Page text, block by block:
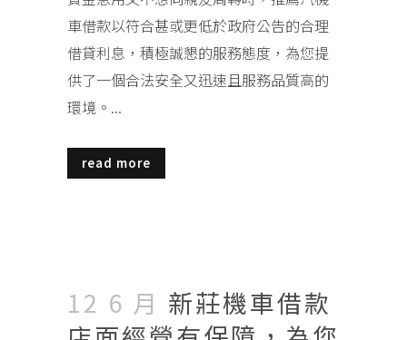
車借款以符合甚或更低於政府公告的合理
借貸利息，積極誠懇的服務態度，為您提
供了一個合法安全又迅速且服務品質高的
環境。...
read more
12 6 月 新莊機車借款